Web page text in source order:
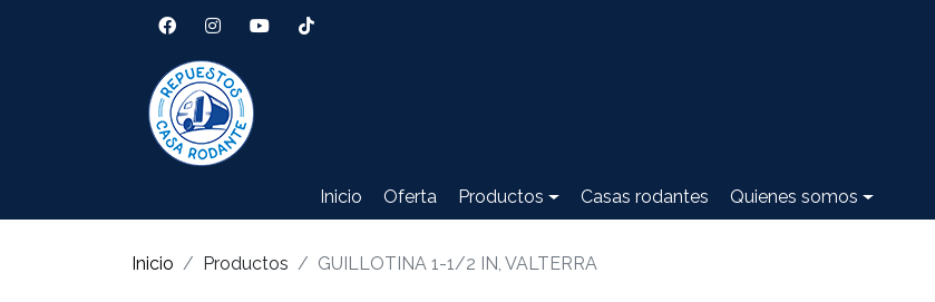
Inicio Oferta Productos Casas rodantes Quienes somos
Inicio Productos GUILLOTINA 1-1/2 IN, VALTERRA